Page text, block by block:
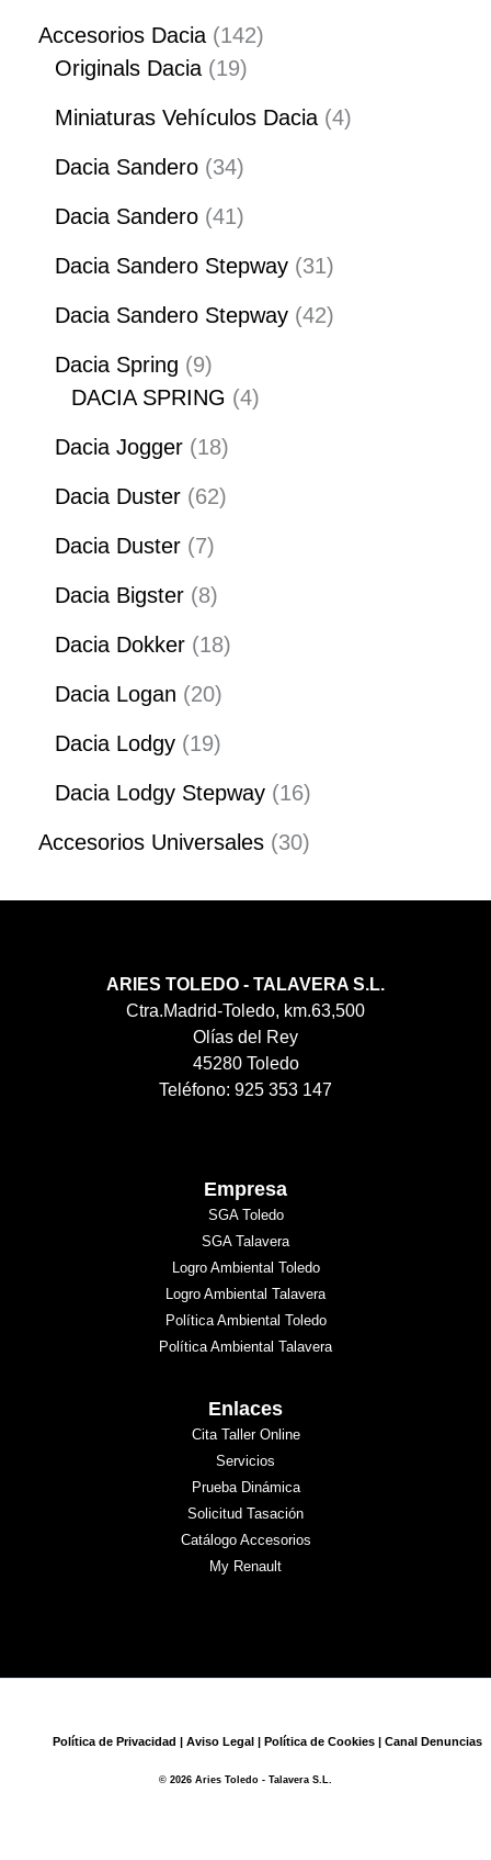
Accesorios Dacia
142
Originals Dacia
19
Miniaturas Vehículos Dacia 4
Dacia Sandero 34
Dacia Sandero 41
Dacia Sandero Stepway 31
Dacia Sandero Stepway 42
Dacia Spring
9
DACIA SPRING
4
Dacia Jogger 18
Dacia Duster 62
Dacia Duster 7
Dacia Bigster 8
Dacia Dokker 18
Dacia Logan 20
Dacia Lodgy 19
Dacia Lodgy Stepway 16
Accesorios Universales 30
ARIES TOLEDO - TALAVERA S.L.
Ctra.Madrid-Toledo, km.63,500
Olías del Rey
45280 Toledo
Teléfono: 925 353 147
Empresa
SGA Toledo
SGA Talavera
Logro Ambiental Toledo
Logro Ambiental Talavera
Política Ambiental Toledo
Política Ambiental Talavera
Enlaces
Cita Taller Online
Servicios
Prueba Dinámica
Solicitud Tasación
Catálogo Accesorios
My Renault
Política de Privacidad Aviso Legal Política de Cookies Canal Denuncias
© 2026 Aries Toledo - Talavera S.L.